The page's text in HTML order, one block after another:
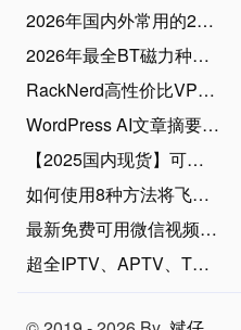
2026年国内外常用的28款BT磁力下载工具推荐：老司机必备！
2026年最全BT磁力种子搜索引擎网站，资源应有尽有
RackNerd高性价比VPS优惠码和最新2026年6月促销活动整理（2026年6月22日）
WordPress AI文章摘要生成插件使用指南，支持20款AI大模型、批量生成摘要
【2025国内现货】可在中国漫游的新西兰Skinny电话卡，免费收短信可0元保号
如何使用8种方法将飞书文档快速单篇/批量导出为Markdown？（2025年11月）
最新免费可用微信视频号下载方法，亲测简单易用！（2026年7月30日）
超全IPTV、APTV、TVBox直播源和电视TV观看工具（2026年8月1日持续更新）